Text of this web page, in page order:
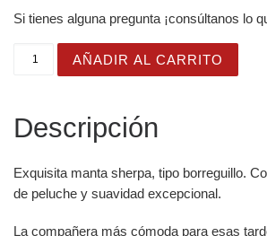
Si tienes alguna pregunta ¡consúltanos lo
Manta con diseño de Árbol de
AÑADIR AL CARRITO
Descripción
Exquisita manta sherpa, tipo borreguillo.
de peluche y suavidad excepcional.
La compañera más cómoda para esas